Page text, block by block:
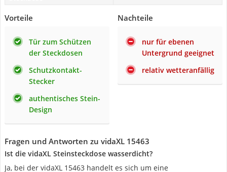
Vorteile
Tür zum Schützen
der Steckdosen
Schutzkontakt-
Stecker
authentisches Stein-
Design
Nachteile
nur für ebenen
Untergrund geeignet
relativ wetteranfällig
Fragen und Antworten zu vidaXL 15463
Ist die vidaXL Steinsteckdose wasserdicht?
Ja, bei der vidaXL 15463 handelt es sich um eine